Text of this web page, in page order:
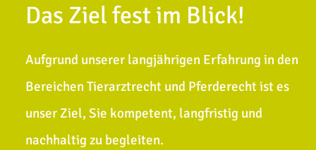
Das Ziel fest im Blick!
Aufgrund unserer langjährigen Erfahrung in den
Bereichen Tierarztrecht und Pferderecht ist es
unser Ziel, Sie kompetent, langfristig und
nachhaltig zu begleiten.